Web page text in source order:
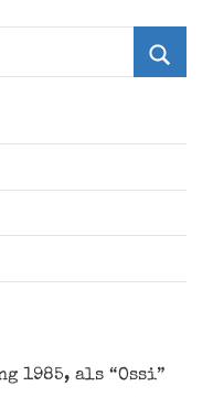
1985, als “Ossi”